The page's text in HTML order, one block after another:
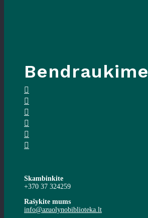
Bendraukime
Skambinkite
+370 37 324259
Rašykite mums
info@azuolynobiblioteka.lt